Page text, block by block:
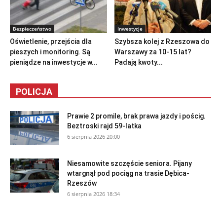
Bezpieczeństwo
Oświetlenie, przejścia dla
pieszych i monitoring. Są
pieniądze na inwestycje w...
Inwestycje
Szybsza kolej z Rzeszowa do
Warszawy za 10-15 lat?
Padają kwoty...
POLICJA
Prawie 2 promile, brak prawa jazdy i pościg.
Beztroski rajd 59-latka
6 sierpnia 2026 20:00
Niesamowite szczęście seniora. Pijany
wtargnął pod pociąg na trasie Dębica-
Rzeszów
6 sierpnia 2026 18:34